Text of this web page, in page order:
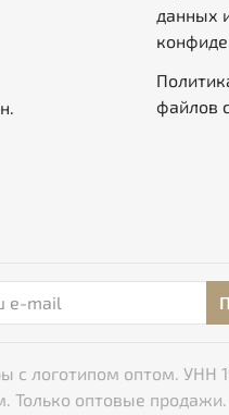
данных
файлов
с логотипом оптом.
Только оптовые продажи.